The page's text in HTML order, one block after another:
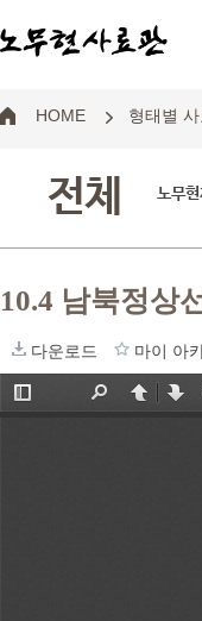
HOME 형태별 사
전체 노무
10.4 남북정상
다운로드 마이 아